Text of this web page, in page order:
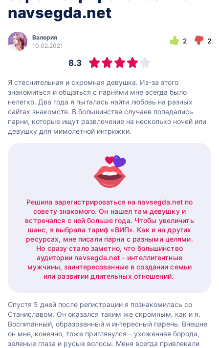
navsegda.net
Валерия
10.02.2021
8.3
2 2
Я стеснительная и скромная девушка. Из-за этого
знакомиться и общаться с парнями мне всегда было
нелегко. Два года я пыталась найти любовь на разных
сайтах знакомств. В большинстве случаев попадались
парни, которые ищут развлечение на несколько ночей или
девушку для мимолетной интрижки.
Решила зарегистрироваться на navsegda.net по
совету знакомого. Он нашел там девушку и
встречался с ней больше года. Чтобы увеличить
шанс, я выбрала тариф «ВИП». Как и на других
ресурсах, мне писали парни с разными целями.
Но сразу стало заметно, что большинство
аудитории navsegda.net – интеллигентные
мужчины, заинтересованные в создании семьи
или развитии длительных отношений.
Спустя 5 дней после регистрации я познакомилась со
Станиславом. Он оказался таким же скромным, как и я.
Воспитанный, образованный и интересный парень. Внешне
он мне, конечно, тоже приглянулся – ухоженная борода,
зеленые глаза и русые волосы. Меня всегда привлекали